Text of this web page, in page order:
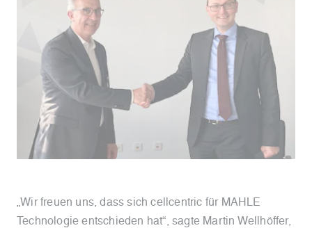
„Wir freuen uns, dass sich cellcentric für MAHLE
Technologie entschieden hat“, sagte Martin Wellhöffer,